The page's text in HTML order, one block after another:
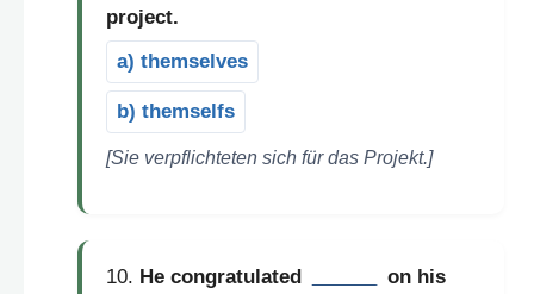
project.
a) themselves
b) themselfs
[Sie verpflichteten sich für das Projekt.]
10. He congratulated
on his